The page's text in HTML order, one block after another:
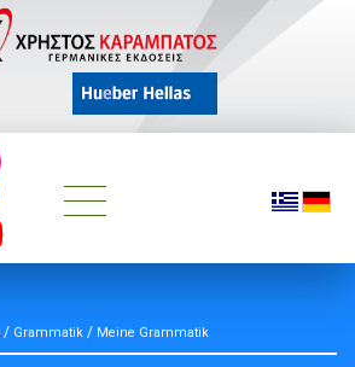
/ Grammatik / Meine Grammatik